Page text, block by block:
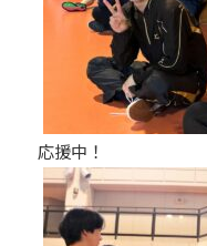
応援中！